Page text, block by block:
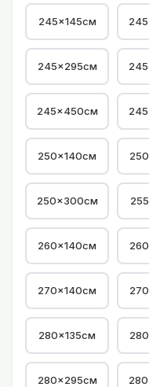
245×145см
245×295см
245×450см
250×140см
250x300см
260×140см
270×140см
280×135см
280×295см